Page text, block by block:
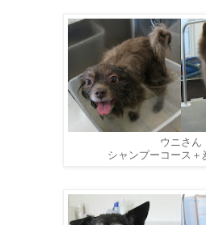
ウニさん
シャンプーコース＋